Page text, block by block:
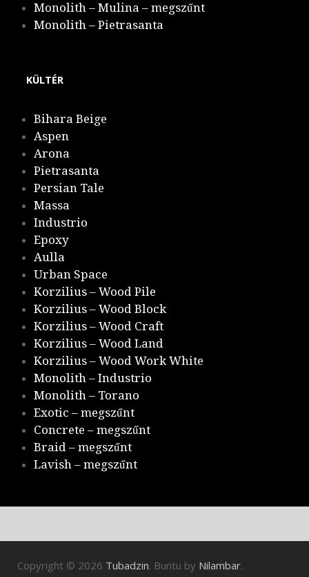
Monolith – Mulina – megszűnt
Monolith – Pietrasanta
KÜLTÉR
Bihara Beige
Aspen
Arona
Pietrasanta
Persian Tale
Massa
Industrio
Epoxy
Aulla
Urban Space
Korzilius – Wood Pile
Korzilius – Wood Block
Korzilius – Wood Craft
Korzilius – Wood Land
Korzilius – Wood Work White
Monolith – Industrio
Monolith – Torano
Exotic – megszűnt
Concrete – megszűnt
Braid – megszűnt
Lavish – megszűnt
Copyright © 2026 Tubadzin. Buntu by Nilambar.